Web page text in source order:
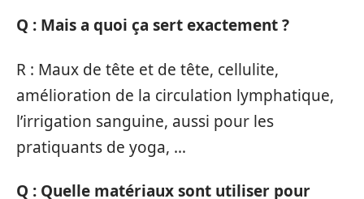
Q : Mais a quoi ça sert exactement ?
R : Maux de tête et de tête, cellulite,
amélioration de la circulation lymphatique,
l’irrigation sanguine, aussi pour les
pratiquants de yoga, …
Q : Quelle matériaux sont utiliser pour